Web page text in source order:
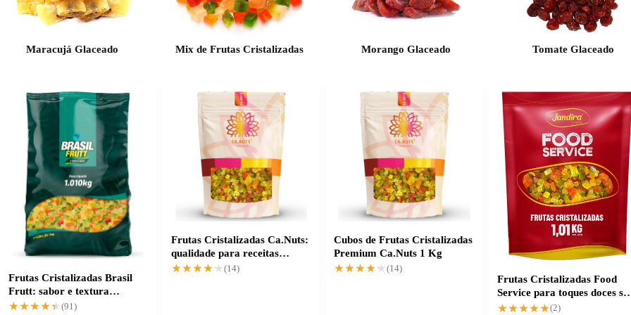
Maracujá Glaceado Mix de Frutas Cristalizadas Morango Glaceado Tomate Glaceado
Frutas Cristalizadas Brasil
Frutt: sabor e textura
perfeitos
★★★★★
★★★★★ (91)
Frutas Cristalizadas Ca.Nuts:
qualidade para receitas
sofisticadas
★★★★★
★★★★★(14)
Cubos de Frutas Cristalizadas
Premium Ca.Nuts 1 Kg
★★★★★
★★★★★(14)
Frutas Cristalizadas Food
Service para toques doces
esforço
★★★★★
★★★★★(2)